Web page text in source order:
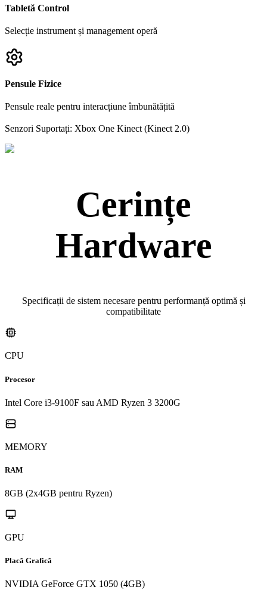
Tabletă Control
Selecție instrument și management operă
Pensule Fizice
Pensule reale pentru interacțiune îmbunătățită
Senzori Suportați: Xbox One Kinect (Kinect 2.0)
Cerințe
Hardware
Specificații de sistem necesare pentru performanță optimă și
compatibilitate
CPU
Procesor
Intel Core i3-9100F sau AMD Ryzen 3 3200G
MEMORY
RAM
8GB (2x4GB pentru Ryzen)
GPU
Placă Grafică
NVIDIA GeForce GTX 1050 (4GB)